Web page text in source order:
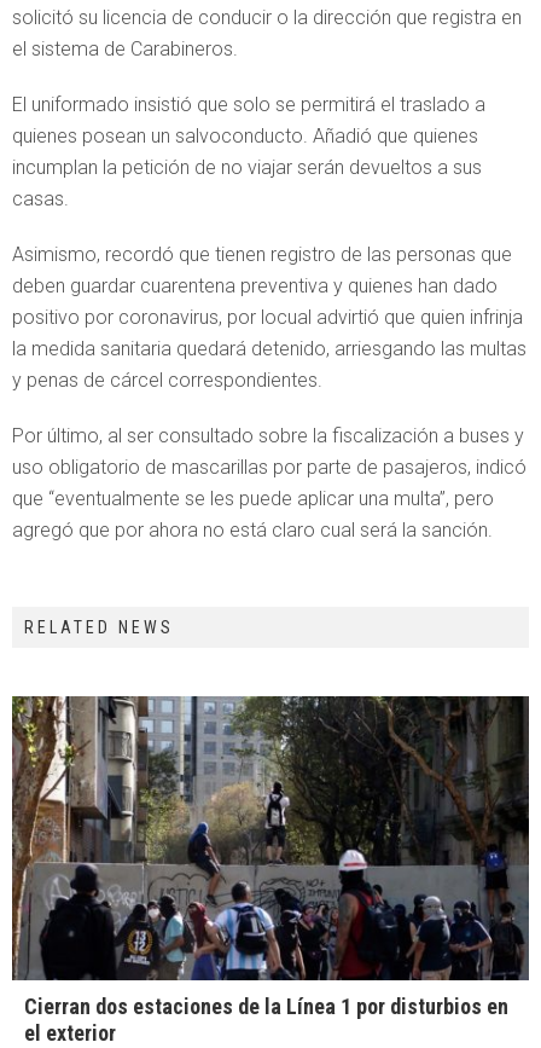
solicitó su licencia de conducir o la dirección que registra en
el sistema de Carabineros.
El uniformado insistió que solo se permitirá el traslado a
quienes posean un salvoconducto. Añadió que quienes
incumplan la petición de no viajar serán devueltos a sus
casas.
Asimismo, recordó que tienen registro de las personas que
deben guardar cuarentena preventiva y quienes han dado
positivo por coronavirus, por locual advirtió que quien infrinja
la medida sanitaria quedará detenido, arriesgando las multas
y penas de cárcel correspondientes.
Por último, al ser consultado sobre la fiscalización a buses y
uso obligatorio de mascarillas por parte de pasajeros, indicó
que “eventualmente se les puede aplicar una multa”, pero
agregó que por ahora no está claro cual será la sanción.
RELATED NEWS
Cierran dos estaciones de la Línea 1 por disturbios en
el exterior